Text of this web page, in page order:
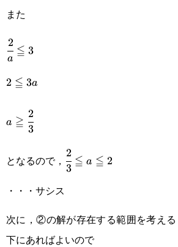
また
\cfrac{2}
{a}\leqq3
a
2
≦ 3
2\leqq
2 ≦ 3a
a\geqq\cfrac{2}
a ≧ 3
2
となるので， \cfrac{2}
{3}\leqq
3
2
≦ a ≦ 2
・・・サシス
次に，②の解が存在する範囲を考え
下にあればよいので